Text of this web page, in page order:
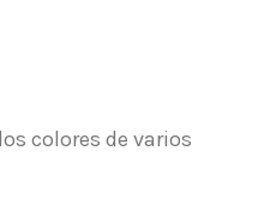
colores de varios